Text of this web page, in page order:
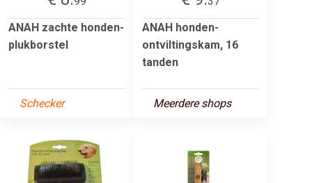
ANAH zachte honden-
plukborstel
Schecker
ANAH honden-
ontviltingskam, 16
tanden
Meerdere shops